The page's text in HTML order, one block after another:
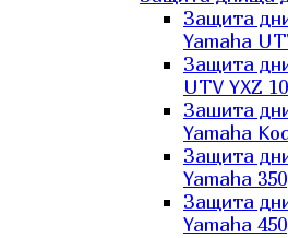
Защита
Yamaha
Защита
UTV YXZ
Зашита
Yamaha
Защита
Yamaha 350
Защита
Yamaha 450